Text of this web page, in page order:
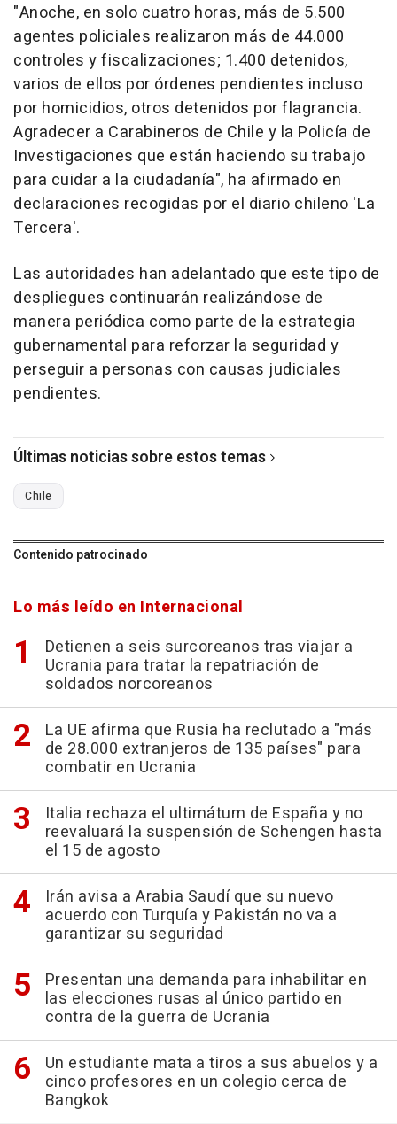
"Anoche, en solo cuatro horas, más de 5.500
agentes policiales realizaron más de 44.000
controles y fiscalizaciones; 1.400 detenidos,
varios de ellos por órdenes pendientes incluso
por homicidios, otros detenidos por flagrancia.
Agradecer a Carabineros de Chile y la Policía de
Investigaciones que están haciendo su trabajo
para cuidar a la ciudadanía", ha afirmado en
declaraciones recogidas por el diario chileno 'La
Tercera'.
Las autoridades han adelantado que este tipo de
despliegues continuarán realizándose de
manera periódica como parte de la estrategia
gubernamental para reforzar la seguridad y
perseguir a personas con causas judiciales
pendientes.
Últimas noticias sobre estos temas
Chile
Contenido patrocinado
Lo más leído en Internacional
Detienen a seis surcoreanos tras viajar a
Ucrania para tratar la repatriación de
soldados norcoreanos
La UE afirma que Rusia ha reclutado a "más
de 28.000 extranjeros de 135 países" para
combatir en Ucrania
Italia rechaza el ultimátum de España y no
reevaluará la suspensión de Schengen hasta
el 15 de agosto
Irán avisa a Arabia Saudí que su nuevo
acuerdo con Turquía y Pakistán no va a
garantizar su seguridad
Presentan una demanda para inhabilitar en
las elecciones rusas al único partido en
contra de la guerra de Ucrania
Un estudiante mata a tiros a sus abuelos y a
cinco profesores en un colegio cerca de
Bangkok